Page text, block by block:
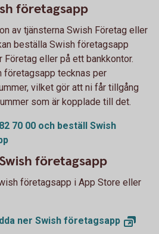
företagsapp
av tjänsterna Swish Företag eller
beställa Swish företagsapp
Företag eller på ett bankkontor.
företagsapp tecknas per
vilket gör att ni får tillgång
som är kopplade till det.
70 00 och beställ Swish
företagsapp
företagsapp i App Store eller
ner Swish företagsapp